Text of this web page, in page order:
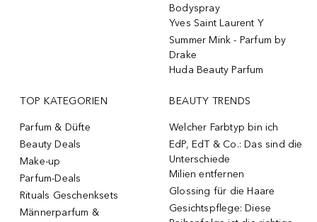
Bodyspray
Yves Saint Laurent Y
Summer Mink - Parfum by
Drake
Huda Beauty Parfum
TOP KATEGORIEN
Parfum & Düfte
Beauty Deals
Make-up
Parfum-Deals
Rituals Geschenksets
Männerparfum &
BEAUTY TRENDS
Welcher Farbtyp bin ich
EdP, EdT & Co.: Das sind die
Unterschiede
Milien entfernen
Glossing für die Haare
Gesichtspflege: Diese